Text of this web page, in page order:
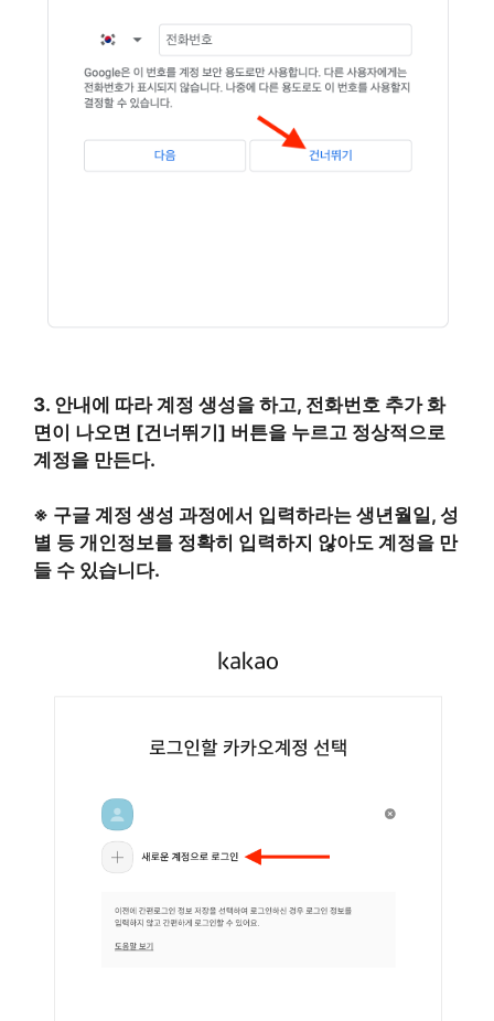
3. 안내에 따라 계정 생성을 하고, 전화번호 추가 화
면이 나오면 [건너뛰기] 버튼을 누르고 정상적으로
계정을 만든다.
※ 구글 계정 생성 과정에서 입력하라는 생년월일, 성
별 등 개인정보를 정확히 입력하지 않아도 계정을 만
들 수 있습니다.